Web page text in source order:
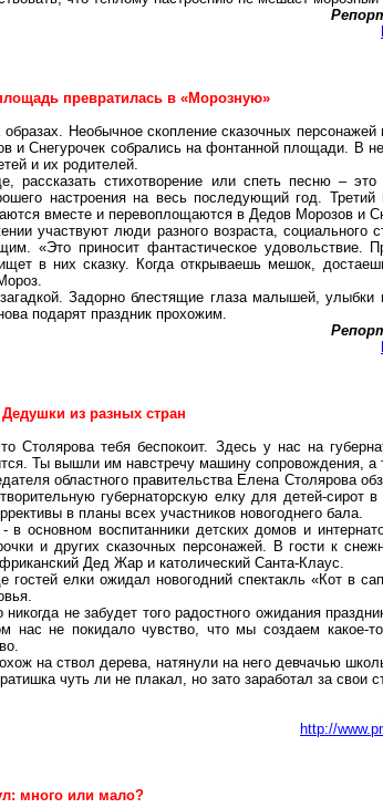
превратилась в «Морозную»
образах. Необычное скопление сказочных
и Снегурочек собрались на фонтанной площади. В
и их родителей.
рассказать стихотворение или спеть песню –
настроения на весь последующий год.
вместе и перевоплощаются в Дедов Морозов и
участвуют люди разного возраста, социального
«Это приносит фантастическое удовольствие.
в них сказку. Когда открываешь мешок,
Задорно блестящие глаза малышей,
подарят праздник прохожим.
из разных стран
Столярова тебя беспокоит. Здесь у нас на
Ты вышли им навстречу машину сопровождения, а
областного правительства Елена Столярова
губернаторскую елку для детей-сирот в
в планы всех участников новогоднего бала.
в основном воспитанники детских домов и
и других сказочных персонажей. В гости к
Дед Жар и католический Санта-Клаус.
гостей елки ожидал новогодний спектакль «Кот в
не забудет того радостного ожидания
нас не покидало чувство, что мы создаем какое-
на ствол дерева, натянули на него девчачью
чуть ли не плакал, но зато заработал за свои
http://
много или мало?